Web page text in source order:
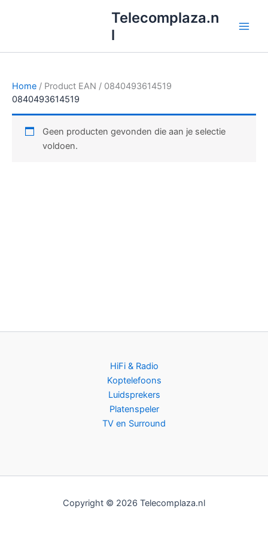
inhoud
Telecomplaza.n
l
Home / Product EAN / 0840493614519
0840493614519
Geen producten gevonden die aan je selectie
voldoen.
HiFi & Radio
Koptelefoons
Luidsprekers
Platenspeler
TV en Surround
Copyright © 2026 Telecomplaza.nl